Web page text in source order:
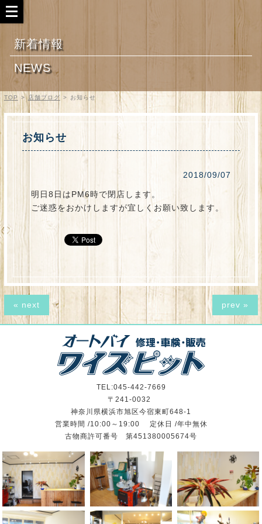
新着情報
NEWS
TOP > 店舗ブログ > お知らせ
お知らせ
2018/09/07
明日8日はPM6時で閉店します。
ご迷惑をおかけしますが宜しくお願い致します。
« next prev »
TEL:045-442-7669
〒241-0032
神奈川県横浜市旭区今宿東町648-1
営業時間 /10:00～19:00 定休日 /年中無休
古物商許可番号 第451380005674号